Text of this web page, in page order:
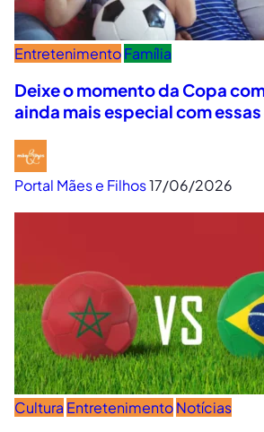
EntretenimentoFamília
Deixe o momento da Copa
ainda mais especial com
Portal Mães e Filhos17/06/2026
Cultura EntretenimentoNotícias